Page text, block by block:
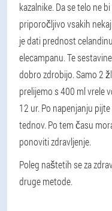
kazalnike. Da se telo ne
priporočljivo vsakih
je dati prednost
elecampanu. Te
dobro zdrobijo. Samo 2
prelijemo s 400 ml vrele
12 ur. Po napenjanju
tednov. Po tem času
ponoviti zdravljenje.
Poleg naštetih se za
druge metode.